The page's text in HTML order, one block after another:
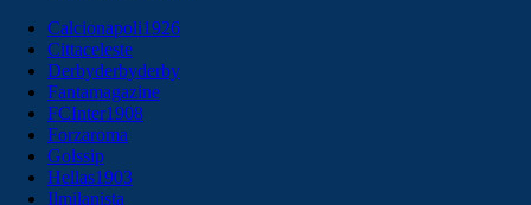
Calcionapoli1926
Cittaceleste
Derbyderbyderby
Fantamagazine
FCInter1908
Forzaroma
Golssip
Hellas1903
Ilmilanista